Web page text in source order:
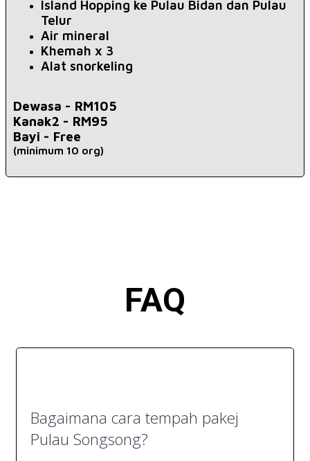
Island Hopping ke Pulau Bidan dan Pulau
Telur
Air mineral
Khemah x 3
Alat snorkeling
Dewasa - RM105
Kanak2 - RM95
Bayi - Free
(minimum 10 org)
FAQ
Bagaimana cara tempah pakej
Pulau Songsong?